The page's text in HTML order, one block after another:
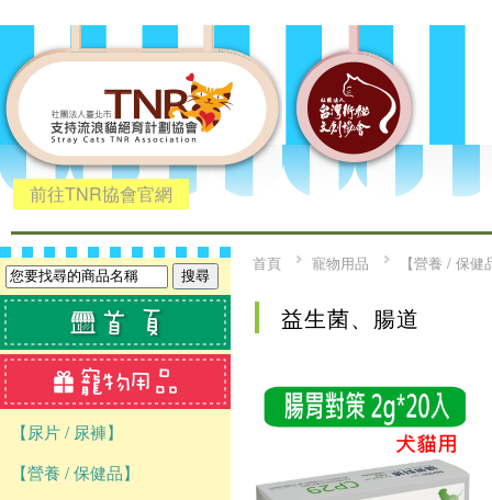
前往TNR協會官網
【尿片 / 尿褲】
【營養 / 保健品】
首頁 寵物用品 【營養 / 保健
益生菌、腸道